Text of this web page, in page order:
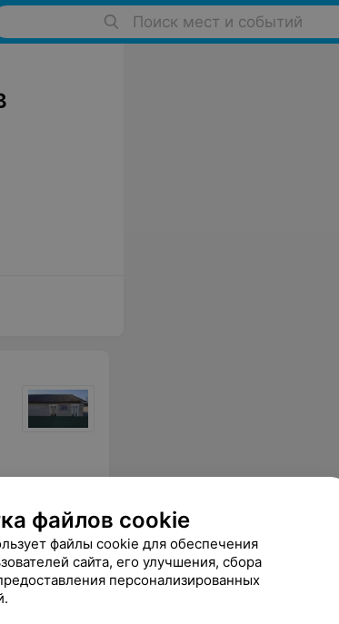
Поиск мест и событий
файлов cookie
файлы cookie для обеспечения
сайта, его улучшения, сбора
персонализированных